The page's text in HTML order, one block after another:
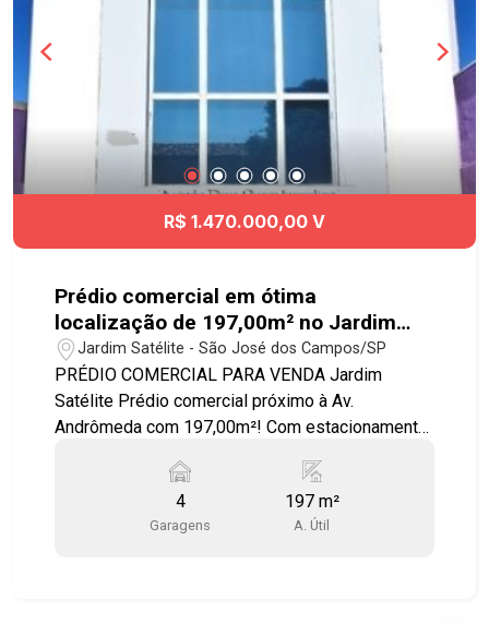
R$ 1.470.000,00 V
Prédio comercial em ótima
localização de 197,00m² no Jardim
Satélite!
Jardim Satélite - São José dos Campos/SP
PRÉDIO COMERCIAL PARA VENDA Jardim
Satélite Prédio comercial próximo à Av.
Andrômeda com 197,00m²! Com estacionamento
Recepção com banheiro e mezanino, 3 salas,
banheiro no corredor, área para estoque e
4
Garagens
197 m²
A. Útil